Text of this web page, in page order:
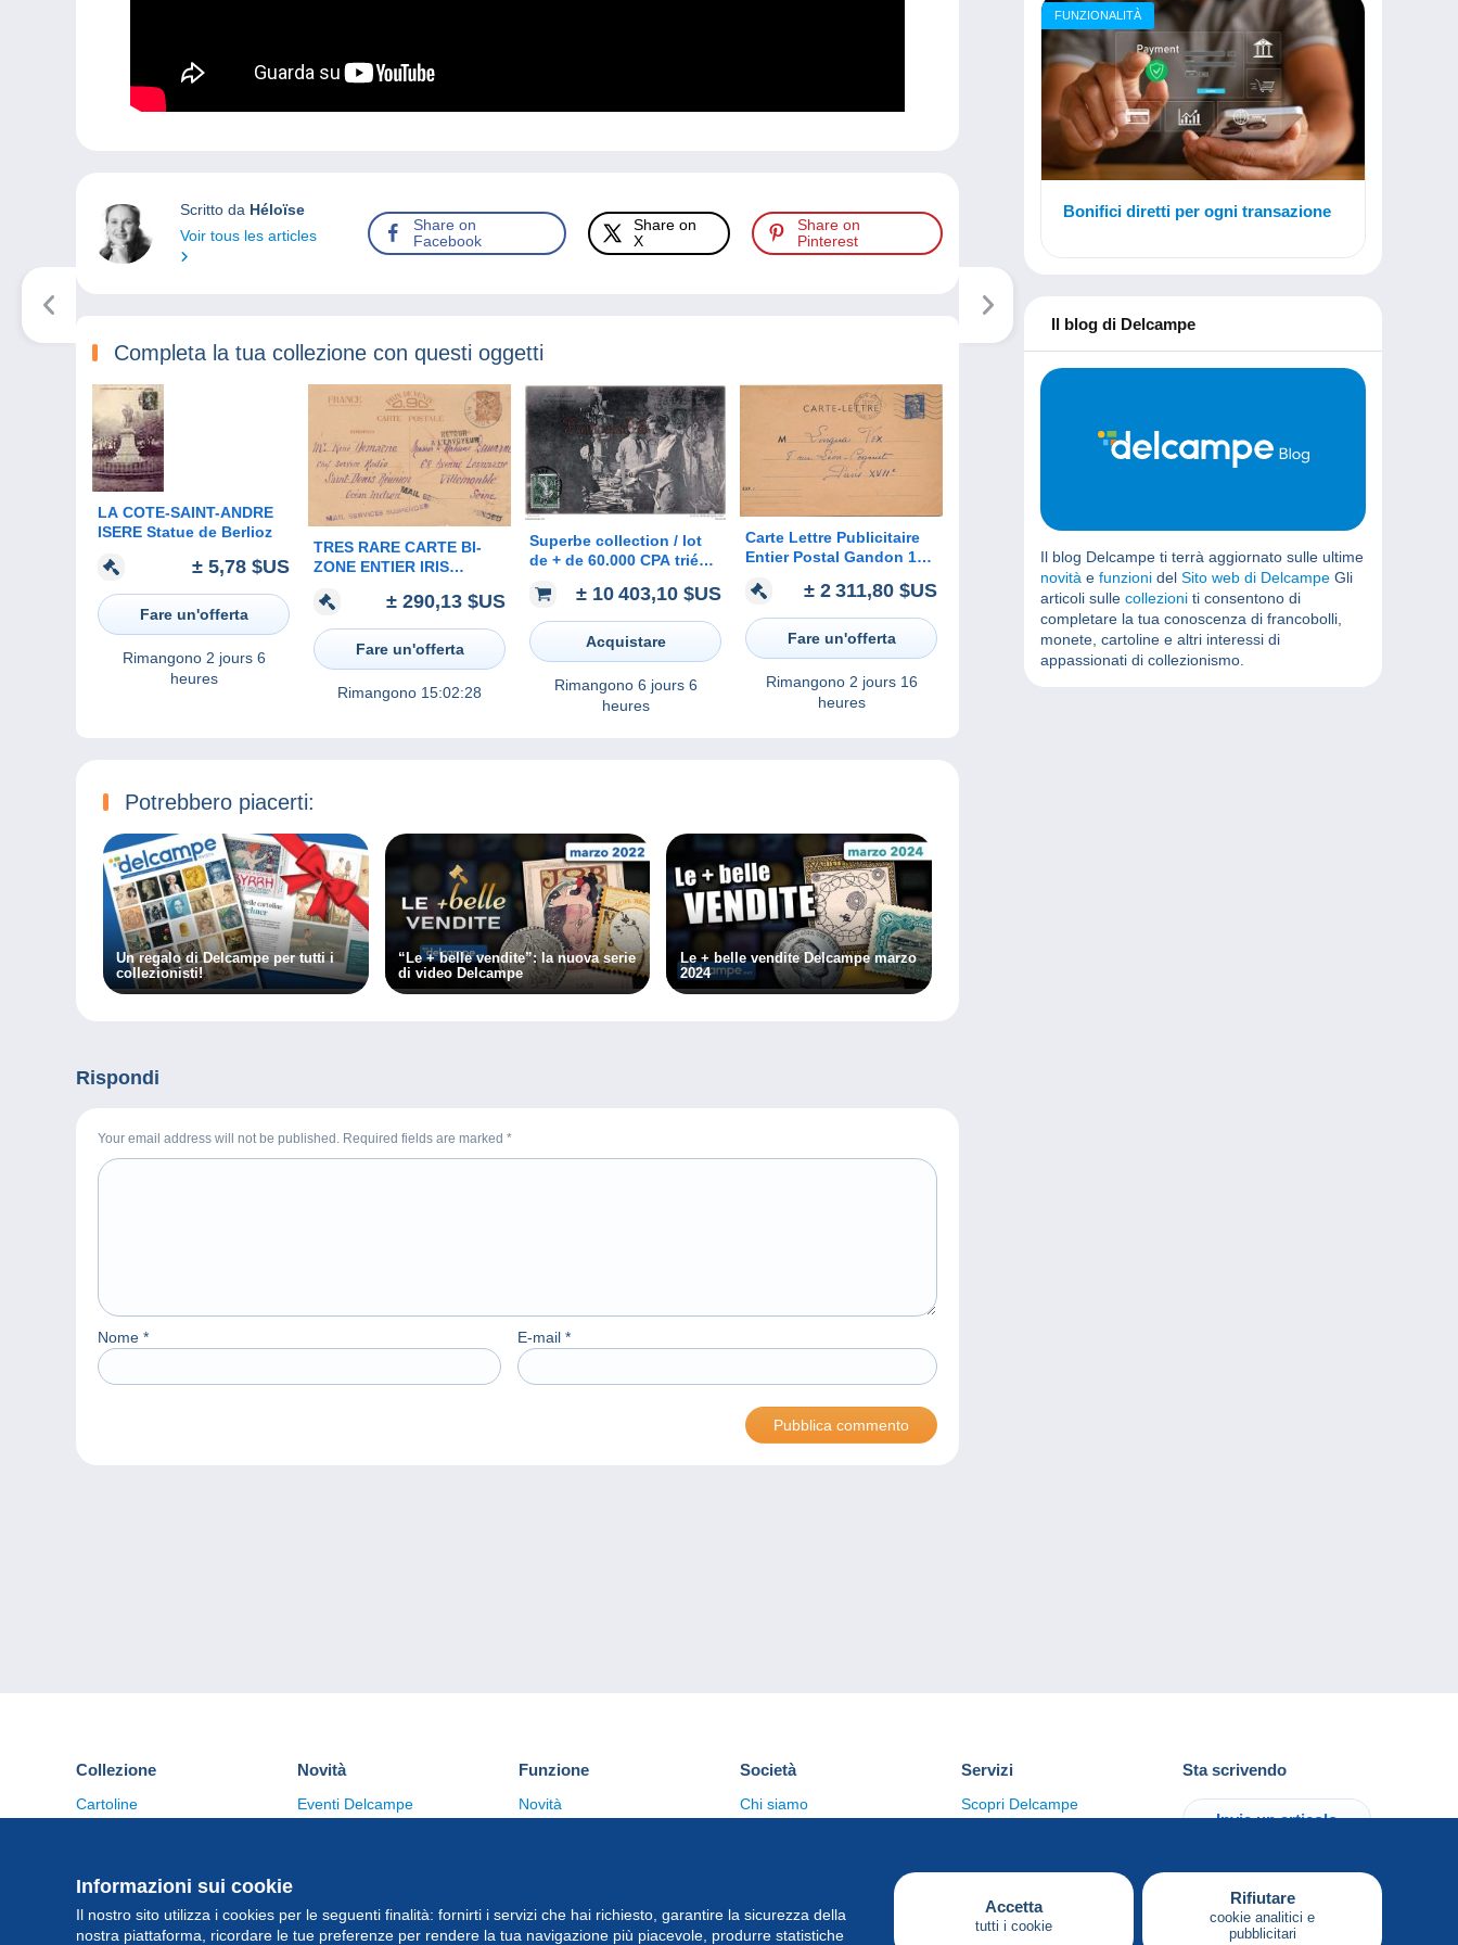
Scritto da Héloïse
Voir tous les articles
Share on
Facebook
Share on
X
Share on
Pinterest
Completa la tua collezione con questi oggetti
LA COTE-SAINT-ANDRE
ISERE Statue de Berlioz
± 5,78 $US
Fare un'offerta
Rimangono 2 jours 6
heures
TRES RARE CARTE BI-
ZONE ENTIER IRIS
REUNION " c'est vendue
comme c'est
± 290,13 $US
Fare un'offerta
Rimangono 15:02:28
Superbe collection / lot
de + de 60.000 CPA triées
thématiques
± 10 403,10 $US
Acquistare
Rimangono 6 jours 6
heures
Carte Lettre Publicitaire
Entier Postal Gandon 15F
± 2 311,80 $US
Fare un'offerta
Rimangono 2 jours 16
heures
Potrebbero piacerti:
Un regalo di Delcampe per tutti i
collezionisti!
“Le + belle vendite”: la nuova serie
di video Delcampe
Le + belle vendite Delcampe marzo
2024
Rispondi
Your email address will not be published. Required fields are marked *
Nome * E-mail *
FUNZIONALITÀ
Bonifici diretti per ogni transazione
Il blog di Delcampe
Il blog Delcampe ti terrà aggiornato sulle ultime
novità e funzioni del Sito web di Delcampe Gli
articoli sulle collezioni ti consentono di
completare la tua conoscenza di francobolli,
monete, cartoline e altri interessi di
appassionati di collezionismo.
Informazioni sui cookie
Il nostro sito utilizza i cookies per le seguenti finalità: fornirti i servizi che hai richiesto, garantire la sicurezza della
nostra piattaforma, ricordare le tue preferenze per rendere la tua navigazione più piacevole, produrre statistiche
Accetta
tutti i cookie
Rifiutare
cookie analitici e
pubblicitari
Collezione
Cartoline
Altre collezioni
Novità
Eventi Delcampe
Funzione
Novità
Società
Chi siamo
Servizi
Scopri Delcampe
Sta scrivendo
Invia un articolo